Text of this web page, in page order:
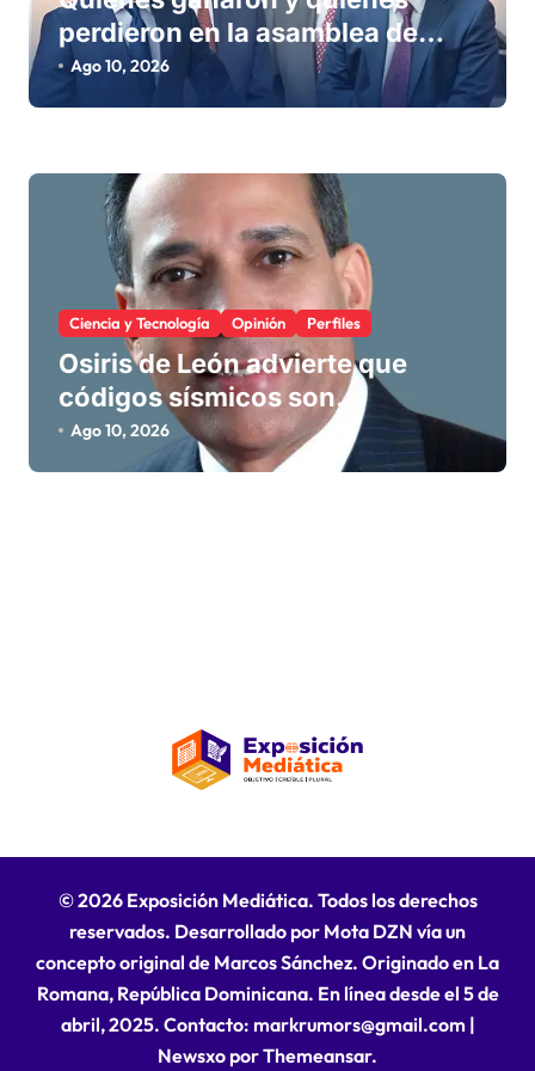
perdieron en la asamblea de
delegados del PRM
Ago 10, 2026
Ciencia y Tecnología Opinión Perfiles
Osiris de León advierte que
códigos sísmicos son
insuficientes si se ignora la
respuesta dinámica del suelo
Ago 10, 2026
© 2026 Exposición Mediática. Todos los derechos
reservados. Desarrollado por Mota DZN vía un
concepto original de Marcos Sánchez. Originado en La
Romana, República Dominicana. En línea desde el 5 de
abril, 2025. Contacto: markrumors@gmail.com |
Newsxo porThemeansar.